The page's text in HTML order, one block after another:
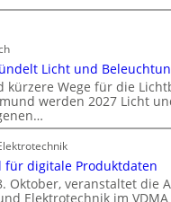
Licht und
kürzere Wege für die
werden 2027 Licht
für digitale Produktdaten
Oktober, veranstaltet die
Elektrotechnik im